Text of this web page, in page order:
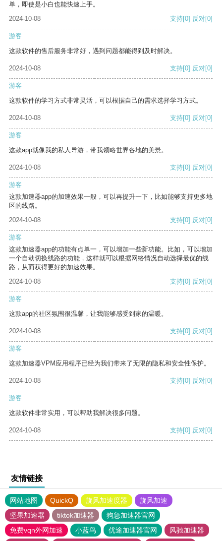
单，即使是小白也能快速上手。
2024-10-08
支持[0] 反对[0]
游客
这款软件的售后服务非常好，遇到问题都能得到及时解决。
2024-10-08 支持[0] 反对[0]
游客
这款软件的学习方式非常灵活，可以根据自己的需求选择学习方式。
2024-10-08 支持[0] 反对[0]
游客
这款app就像我的私人导游，带我领略世界各地的美景。
2024-10-08 支持[0] 反对[0]
游客
这款加速器app的加速效果一般，可以再提升一下，比如能够支持更多地
区的线路。
2024-10-08
支持[0] 反对[0]
游客
这款加速器app的功能有点单一，可以增加一些新功能。比如，可以增加
一个自动切换线路的功能，这样就可以根据网络情况自动选择最优的线
路，从而获得更好的加速效果。
2024-10-08
支持[0] 反对[0]
游客
这款app的社区氛围很温馨，让我能够感受到家的温暖。
2024-10-08 支持[0] 反对[0]
游客
这款加速器VPM应用程序已经为我们带来了无限的隐私和安全性保护。
2024-10-08 支持[0] 反对[0]
游客
这款软件非常实用，可以帮助我解决很多问题。
2024-10-08 支持[0] 反对[0]
友情链接
网站地图 QuickQ 旋风加速度器
旋风加速
坚果加速器
tiktok加速器
狗急加速器官网
免费vqn外网加速
小蓝鸟 优途加速器官网 风驰加速器